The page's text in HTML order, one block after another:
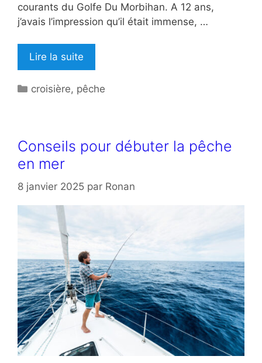
courants du Golfe Du Morbihan. A 12 ans,
j’avais l’impression qu’il était immense, …
Lire la suite
Catégories
croisière, pêche
Conseils pour débuter la pêche
en mer
8 janvier 2025 par Ronan